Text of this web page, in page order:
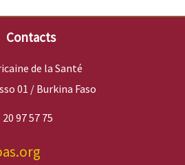
Contacts
de la Santé
01 / Burkina Faso
97 57 75